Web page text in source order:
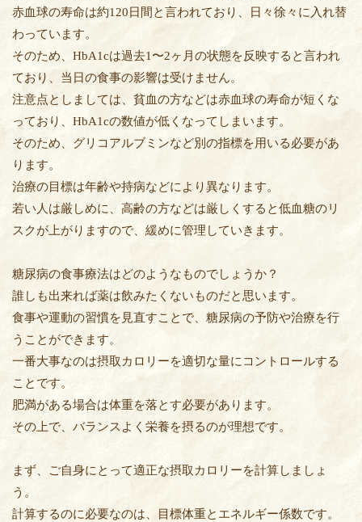
赤血球の寿命は約120日間と言われており、日々徐々に入れ替
わっています。
そのため、HbA1cは過去1〜2ヶ月の状態を反映すると言われ
ており、当日の食事の影響は受けません。
注意点としましては、貧血の方などは赤血球の寿命が短くな
っており、HbA1cの数値が低くなってしまいます。
そのため、グリコアルブミンなど別の指標を用いる必要があ
ります。
治療の目標は年齢や持病などにより異なります。
若い人は厳しめに、高齢の方などは厳しくすると低血糖のリ
スクが上がりますので、緩めに管理していきます。
糖尿病の食事療法はどのようなものでしょうか？
誰しも出来れば薬は飲みたくないものだと思います。
食事や運動の習慣を見直すことで、糖尿病の予防や治療を行
うことができます。
一番大事なのは摂取カロリーを適切な量にコントロールする
ことです。
肥満がある場合は体重を落とす必要があります。
その上で、バランスよく栄養を摂るのが理想です。
まず、ご自身にとって適正な摂取カロリーを計算しましょ
う。
計算するのに必要なのは、目標体重とエネルギー係数です。